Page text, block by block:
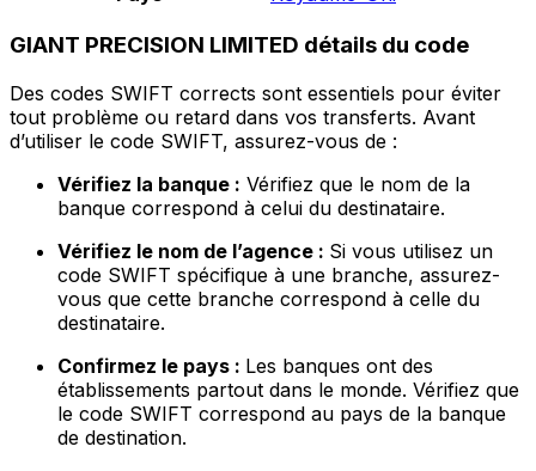
GIANT PRECISION LIMITED détails du code
Des codes SWIFT corrects sont essentiels pour éviter
tout problème ou retard dans vos transferts. Avant
d’utiliser le code SWIFT, assurez-vous de :
Vérifiez la banque : Vérifiez que le nom de la
banque correspond à celui du destinataire.
Vérifiez le nom de l’agence : Si vous utilisez un
code SWIFT spécifique à une branche, assurez-
vous que cette branche correspond à celle du
destinataire.
Confirmez le pays : Les banques ont des
établissements partout dans le monde. Vérifiez que
le code SWIFT correspond au pays de la banque
de destination.